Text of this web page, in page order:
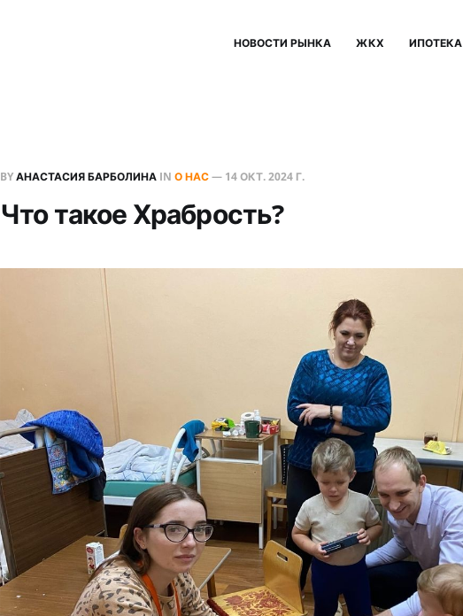
НОВОСТИ РЫНКА ЖКХ ИПОТЕКА
BYАНАСТАСИЯ БАРБОЛИНА IN О НАС— 14 ОКТ. 2024 Г.
Что такое Храбрость?